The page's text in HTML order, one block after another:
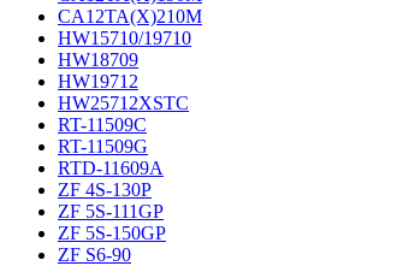
CA12TA(X)210M
HW15710/19710
HW18709
HW19712
HW25712XSTC
RT-11509C
RT-11509G
RTD-11609A
ZF 4S-130P
ZF 5S-111GP
ZF 5S-150GP
ZF S6-90